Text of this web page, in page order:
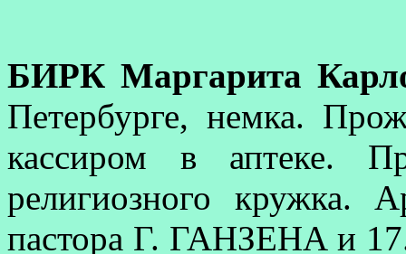
БИРК Маргарита
Петербурге, немка.
кассиром в аптеке.
религиозного кружка.
пастора Г. ГАНЗЕНА и